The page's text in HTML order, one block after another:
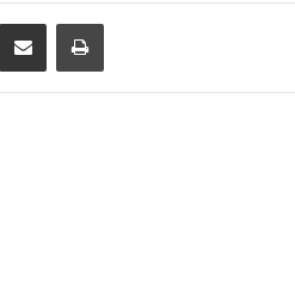
Share via Email Print